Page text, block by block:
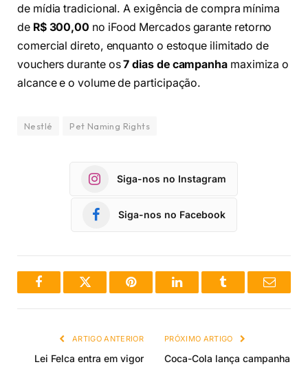
de mídia tradicional. A exigência de compra mínima
de R$ 300,00 no iFood Mercados garante retorno
comercial direto, enquanto o estoque ilimitado de
vouchers durante os7 dias de campanhamaximiza o
alcance e o volume de participação.
Nestlé Pet Naming Rights
Siga-nos no Instagram
Siga-nos no Facebook
FacebookTwitter Pinterest LinkedInTumblr Email
ARTIGO ANTERIOR
Lei Felca entra em vigor
PRÓXIMO ARTIGO
Coca-Cola lança campanha